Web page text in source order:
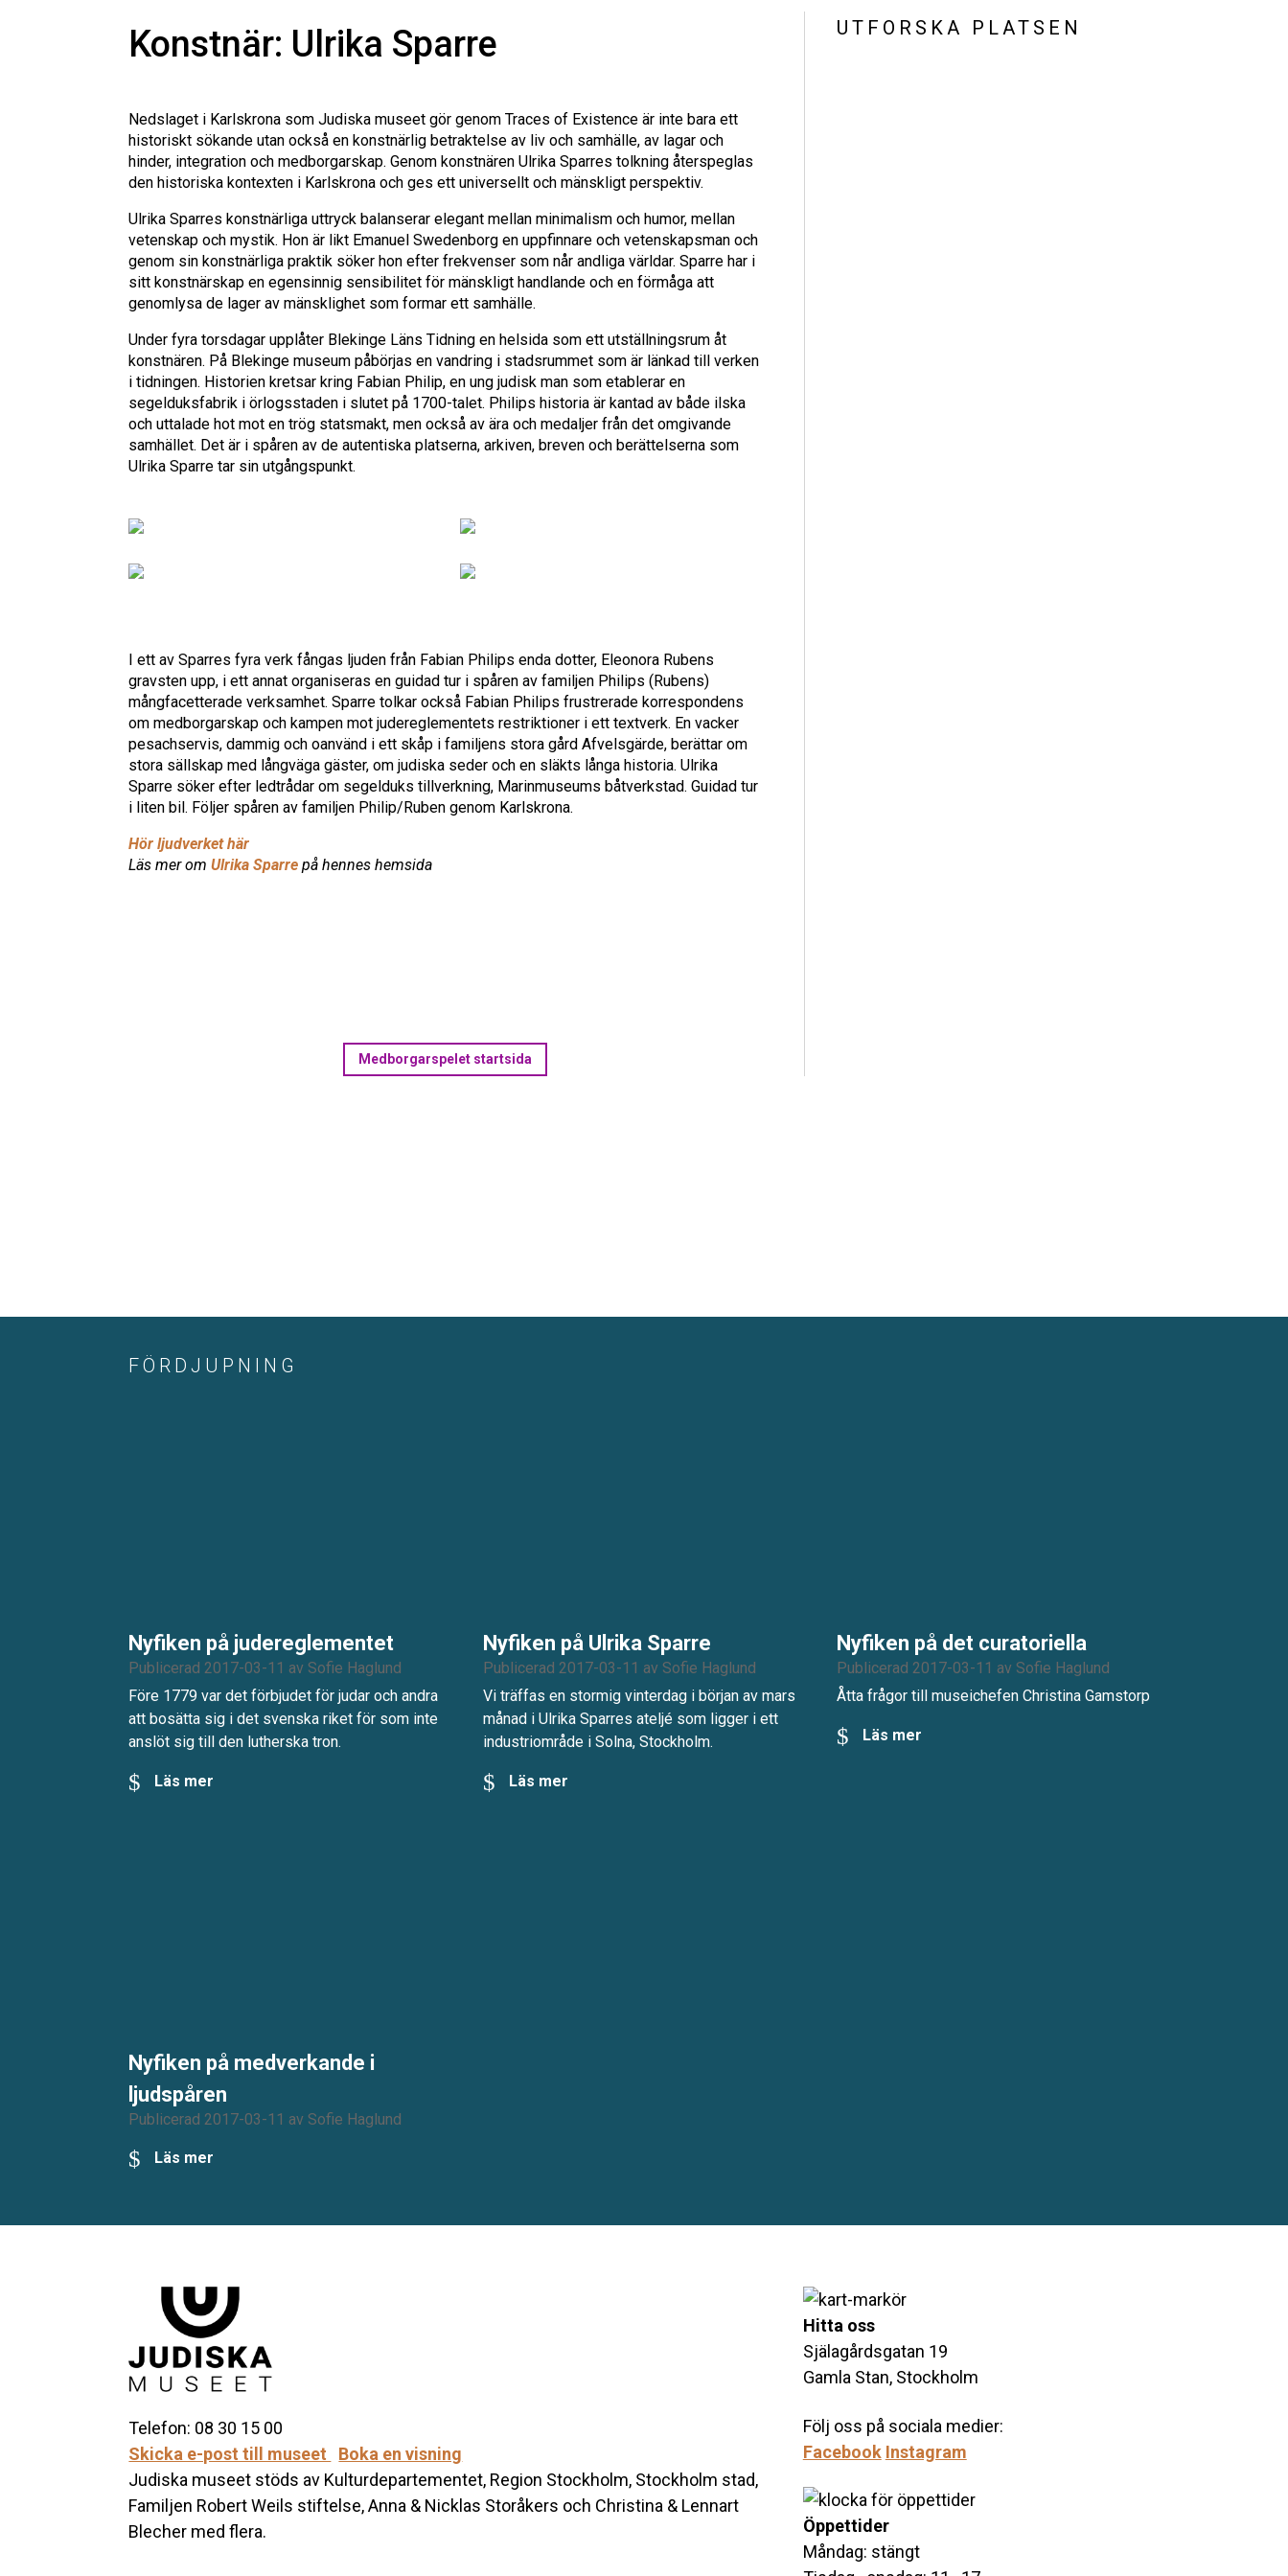
Konstnär: Ulrika Sparre
Nedslaget i Karlskrona som Judiska museet gör genom Traces of Existence är inte bara ett
historiskt sökande utan också en konstnärlig betraktelse av liv och samhälle, av lagar och
hinder, integration och medborgarskap. Genom konstnären Ulrika Sparres tolkning återspeglas
den historiska kontexten i Karlskrona och ges ett universellt och mänskligt perspektiv.
Ulrika Sparres konstnärliga uttryck balanserar elegant mellan minimalism och humor, mellan
vetenskap och mystik. Hon är likt Emanuel Swedenborg en uppfinnare och vetenskapsman och
genom sin konstnärliga praktik söker hon efter frekvenser som når andliga världar. Sparre har i
sitt konstnärskap en egensinnig sensibilitet för mänskligt handlande och en förmåga att
genomlysa de lager av mänsklighet som formar ett samhälle.
Under fyra torsdagar upplåter Blekinge Läns Tidning en helsida som ett utställningsrum åt
konstnären. På Blekinge museum påbörjas en vandring i stadsrummet som är länkad till verken
i tidningen. Historien kretsar kring Fabian Philip, en ung judisk man som etablerar en
segelduksfabrik i örlogsstaden i slutet på 1700-talet. Philips historia är kantad av både ilska
och uttalade hot mot en trög statsmakt, men också av ära och medaljer från det omgivande
samhället. Det är i spåren av de autentiska platserna, arkiven, breven och berättelserna som
Ulrika Sparre tar sin utgångspunkt.
I ett av Sparres fyra verk fångas ljuden från Fabian Philips enda dotter, Eleonora Rubens
gravsten upp, i ett annat organiseras en guidad tur i spåren av familjen Philips (Rubens)
mångfacetterade verksamhet. Sparre tolkar också Fabian Philips frustrerade korrespondens
om medborgarskap och kampen mot judereglementets restriktioner i ett textverk. En vacker
pesachservis, dammig och oanvänd i ett skåp i familjens stora gård Afvelsgärde, berättar om
stora sällskap med långväga gäster, om judiska seder och en släkts långa historia. Ulrika
Sparre söker efter ledtrådar om segelduks tillverkning, Marinmuseums båtverkstad. Guidad tur
i liten bil. Följer spåren av familjen Philip/Ruben genom Karlskrona.
Hör ljudverket här
Läs mer omUlrika Sparre på hennes hemsida
Medborgarspelet startsida
UTFORSKA PLATSEN
FÖRDJUPNING
Nyfiken på judereglementet
Publicerad 2017-03-11 av Sofie Haglund
Före 1779 var det förbjudet för judar och andra
att bosätta sig i det svenska riket för som inte
anslöt sig till den lutherska tron.
Läs mer
Nyfiken på Ulrika Sparre
Publicerad 2017-03-11 av Sofie Haglund
Vi träffas en stormig vinterdag i början av mars
månad i Ulrika Sparres ateljé som ligger i ett
industriområde i Solna, Stockholm.
Läs mer
Nyfiken på det curatoriella
Publicerad 2017-03-11 av Sofie Haglund
Åtta frågor till museichefen Christina Gamstorp
Läs mer
Nyfiken på medverkande i
ljudspåren
Publicerad 2017-03-11 av Sofie Haglund
Läs mer
Telefon: 08 30 15 00
Skicka e-post till museet
Boka en visning
Judiska museet stöds av Kulturdepartementet, Region Stockholm, Stockholm stad,
Familjen Robert Weils stiftelse, Anna & Nicklas Storåkers och Christina & Lennart
Blecher med flera.
Hitta oss
Själagårdsgatan 19
Gamla Stan, Stockholm
Följ oss på sociala medier:
Facebook Instagram
Öppettider
Måndag: stängt